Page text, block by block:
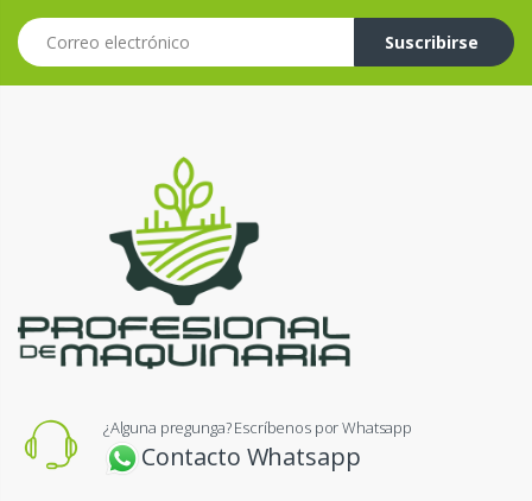
Correo electrónico
Suscribirse
¿Alguna pregunga? Escríbenos por Whatsapp
Contacto Whatsapp